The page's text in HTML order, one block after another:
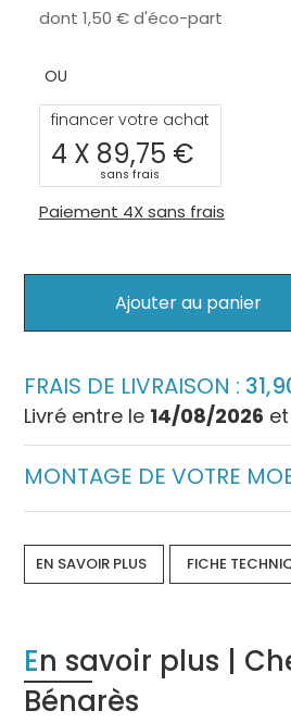
dont 1,50d'éco-part
financer votre achat
4 X 89,75
sans frais
Paiement 4X sans frais
Ajouter au panier
FRAIS DE LIVRAISON :
Livré entre le 14/08/2026
MONTAGE DE VOTRE
EN SAVOIR PLUS FICHE
En savoir plus | Chevet
Bénarès